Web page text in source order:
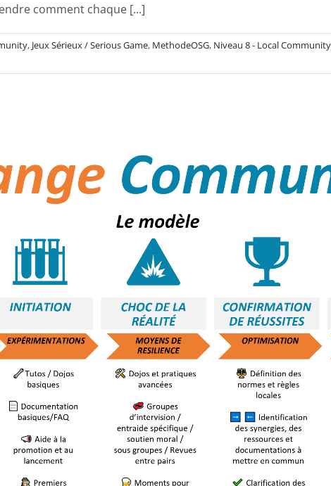
comment chaque [...]
, Jeux Sérieux / Serious Game, MethodeOSG, Niveau 8 - Local